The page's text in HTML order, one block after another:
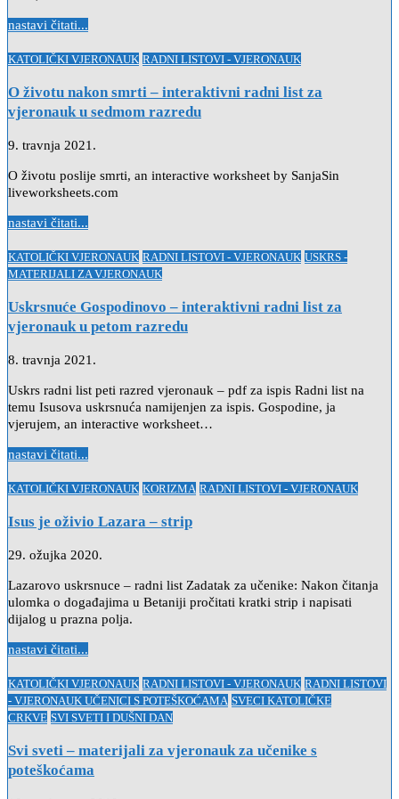
nastavi čitati...
Posted
KATOLIČKI VJERONAUK RADNI LISTOVI - VJERONAUK
O životu nakon smrti – interaktivni radni list za
vjeronauk u sedmom razredu
9. travnja 2021.
O životu poslije smrti, an interactive worksheet by SanjaSin
liveworksheets.com
nastavi čitati...
Posted
in
KATOLIČKI VJERONAUK RADNI LISTOVI - VJERONAUK USKRS -
MATERIJALI ZA VJERONAUK
Uskrsnuće Gospodinovo – interaktivni radni list za
vjeronauk u petom razredu
8. travnja 2021.
Uskrs radni list peti razred vjeronauk – pdf za ispis Radni list na
temu Isusova uskrsnuća namijenjen za ispis. Gospodine, ja
vjerujem, an interactive worksheet…
nastavi čitati...
Posted
KATOLIČKI VJERONAUK KORIZMA RADNI LISTOVI - VJERONAUK
Isus je oživio Lazara – strip
29. ožujka 2020.
Lazarovo uskrsnuce – radni list Zadatak za učenike: Nakon čitanja
ulomka o događajima u Betaniji pročitati kratki strip i napisati
dijalog u prazna polja.
nastavi čitati...
Posted
in
KATOLIČKI VJERONAUK RADNI LISTOVI - VJERONAUK RADNI LISTOVI
- VJERONAUK UČENICI S POTEŠKOĆAMA SVECI KATOLIČKE
CRKVE SVI SVETI I DUŠNI DAN
Svi sveti – materijali za vjeronauk za učenike s
poteškoćama